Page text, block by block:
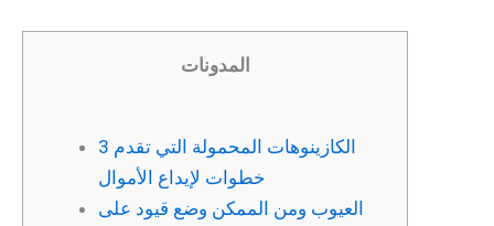
المدونات
الكازينوهات المحمولة التي تقدم 3
خطوات لإيداع الأموال
العيوب ومن الممكن وضع قيود على